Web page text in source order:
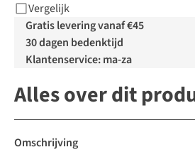
Vergelijk
Gratis levering vanaf €45
30 dagen bedenktijd
Klantenservice: ma-za
Alles over dit
Omschrijving